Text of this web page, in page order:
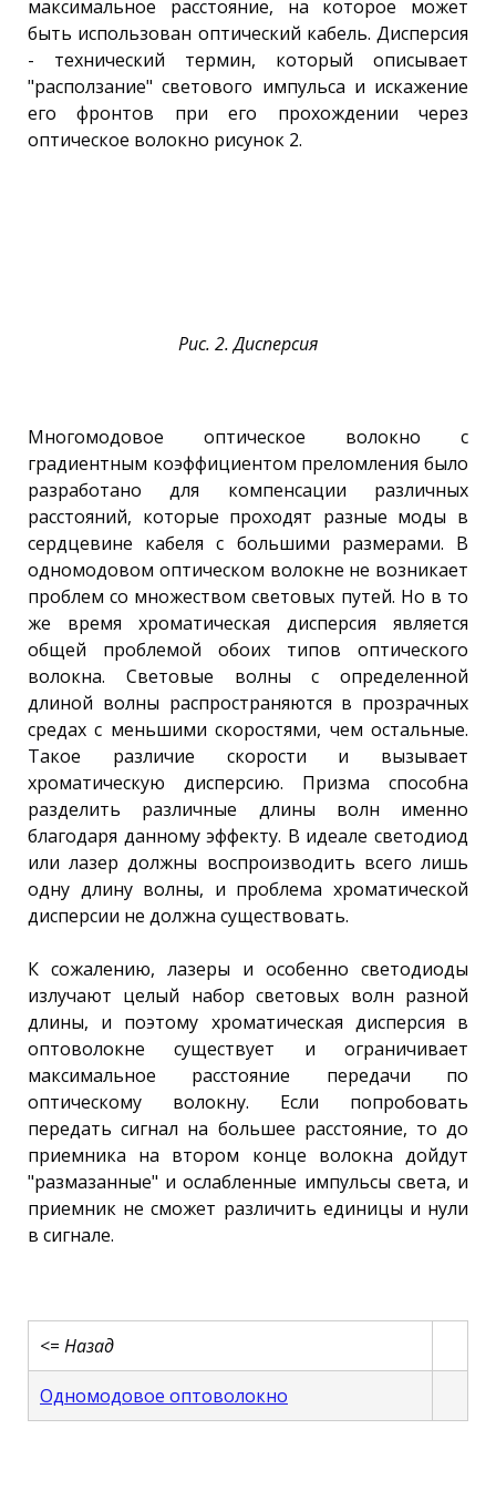
максимальное расстояние, на которое может
быть использован оптический кабель. Дисперсия
- технический термин, который описывает
"расползание" светового импульса и искажение
его фронтов при его прохождении через
оптическое волокно рисунок 2.
Рис. 2. Дисперсия
Многомодовое оптическое волокно с
градиентным коэффициентом преломления было
разработано для компенсации различных
расстояний, которые проходят разные моды в
сердцевине кабеля с большими размерами. В
одномодовом оптическом волокне не возникает
проблем со множеством световых путей. Но в то
же время хроматическая дисперсия является
общей проблемой обоих типов оптического
волокна. Световые волны с определенной
длиной волны распространяются в прозрачных
средах с меньшими скоростями, чем остальные.
Такое различие скорости и вызывает
хроматическую дисперсию. Призма способна
разделить различные длины волн именно
благодаря данному эффекту. В идеале светодиод
или лазер должны воспроизводить всего лишь
одну длину волны, и проблема хроматической
дисперсии не должна существовать.
К сожалению, лазеры и особенно светодиоды
излучают целый набор световых волн разной
длины, и поэтому хроматическая дисперсия в
оптоволокне существует и ограничивает
максимальное расстояние передачи по
оптическому волокну. Если попробовать
передать сигнал на большее расстояние, то до
приемника на втором конце волокна дойдут
"размазанные" и ослабленные импульсы света, и
приемник не сможет различить единицы и нули
в сигнале.
<= Назад
Одномодовое оптоволокно